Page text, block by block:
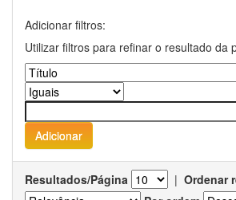
Adicionar filtros:
Utilizar filtros para refinar o resultado da
Resultados/Página | Ordenar